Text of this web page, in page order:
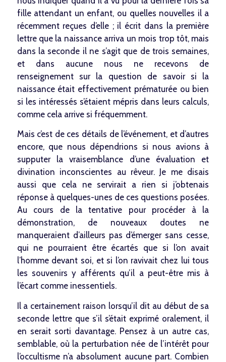
fille attendant un enfant, ou quelles nouvelles il a
récemment reçues d’elle ; il écrit dans la première
lettre que la naissance arriva un mois trop tôt, mais
dans la seconde il ne s’agit que de trois semaines,
et dans aucune nous ne recevons de
renseignement sur la question de savoir si la
naissance était effectivement prématurée ou bien
si les intéressés s’étaient mépris dans leurs calculs,
comme cela arrive si fréquemment.
Mais c’est de ces détails de l’événement, et d’autres
encore, que nous dépendrions si nous avions à
supputer la vraisemblance d’une évaluation et
divination inconscientes au rêveur. Je me disais
aussi que cela ne servirait a rien si j’obtenais
réponse à quelques-unes de ces questions posées.
Au cours de la tentative pour procéder à la
démonstration, de nouveaux doutes ne
manqueraient d’ailleurs pas d’émerger sans cesse,
qui ne pourraient être écartés que si l’on avait
l’homme devant soi, et si l’on ravivait chez lui tous
les souvenirs y afférents qu’il a peut-être mis à
l’écart comme inessentiels.
Il a certainement raison lorsqu’il dit au début de sa
seconde lettre que s’il s’était exprimé oralement, il
en serait sorti davantage. Pensez à un autre cas,
semblable, où la perturbation née de l’intérêt pour
l’occultisme n’a absolument aucune part. Combien